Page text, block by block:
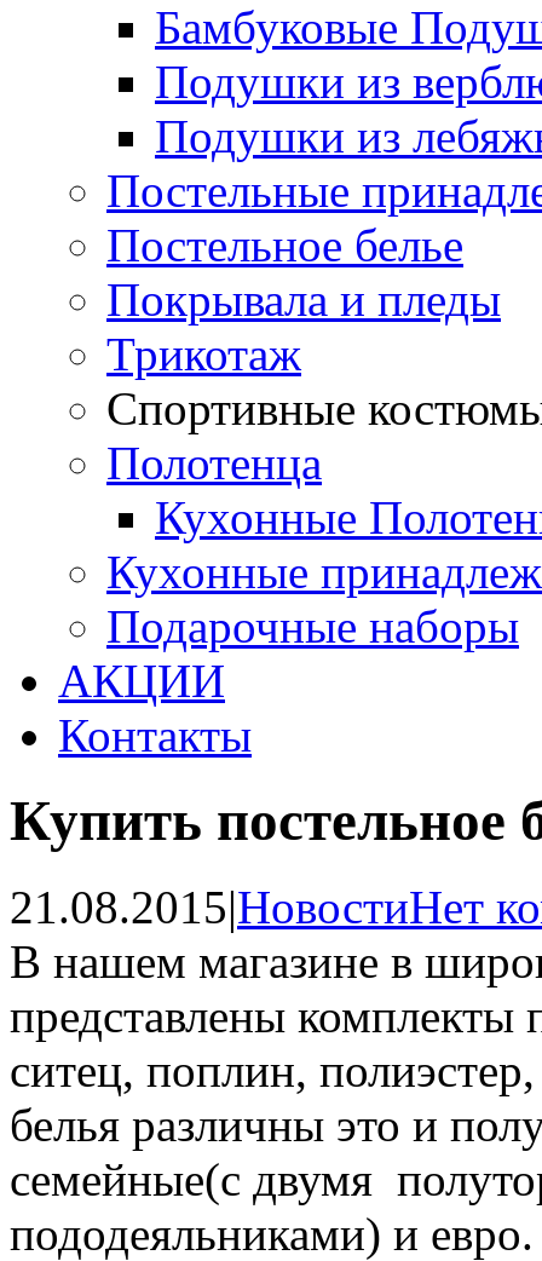
Бамбуковые
Подушки из
Подушки из
Постельные
Постельное белье
Покрывала и пледы
Трикотаж
Спортивные
Полотенца
Кухонные
Кухонные
Подарочные наборы
АКЦИИ
Контакты
Купить постельное
21.08.2015|НовостиНет
В нашем магазине в
представлены комплекты
ситец, поплин,
белья различны это и
семейные(с двумя
пододеяльниками) и евро.